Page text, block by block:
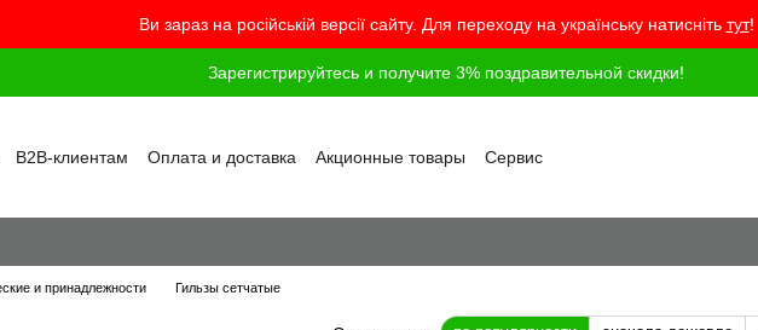
Ви зараз на російській версії сайту. Для переходу на українську натисніть тут!
Зарегистрируйтесь и получите 3% поздравительной скидки!
B2B-клиентам Оплата и доставка Акционные товары
Сервис
и принадлежности Гильзы сетчатые